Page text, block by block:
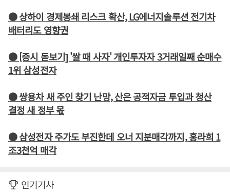
● 상하이 경제봉쇄 리스크 확산, LG에너지솔루션 전기차
배터리도 영향권
● [증시 돋보기] '쌀 때 사자' 개인투자자 3거래일째 순매수
1위 삼성전자
● 쌍용차 새 주인 찾기 난망, 산은 공적자금 투입과 청산
결정 새 정부 몫
● 삼성전자 주가도 부진한데 오너 지분매각까지, 홍라희 1
조3천억 매각
인기기사